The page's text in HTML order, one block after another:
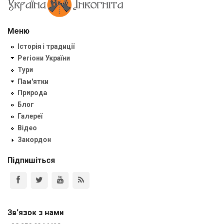
Меню
Історія і традиції
Регіони України
Тури
Пам'ятки
Природа
Блог
Галереї
Відео
Закордон
Підпишіться
Зв'язок з нами